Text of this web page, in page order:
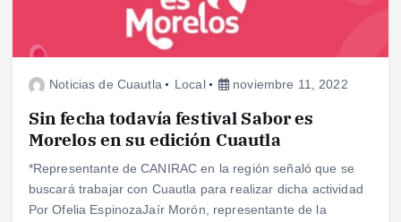
Noticias de Cuautla Local noviembre 11, 2022
Sin fecha todavía festival Sabor es
Morelos en su edición Cuautla
*Representante de CANIRAC en la región señaló que se
buscará trabajar con Cuautla para realizar dicha actividad
Por Ofelia EspinozaJaír Morón, representante de la